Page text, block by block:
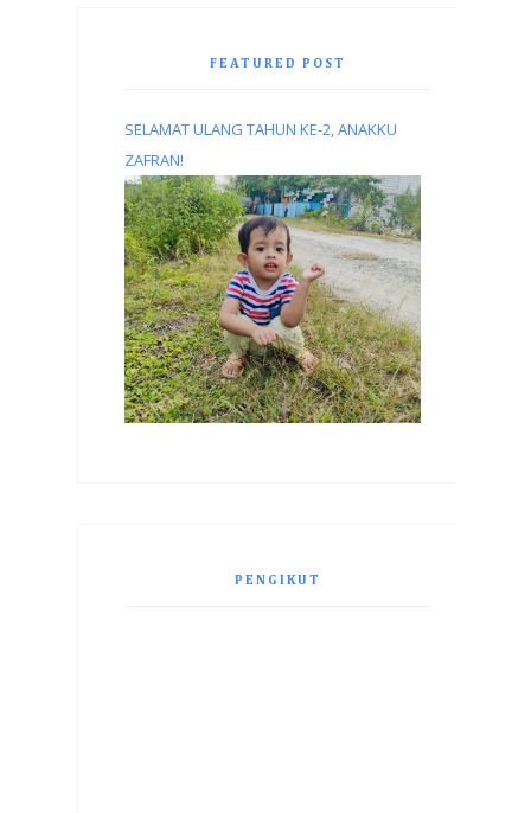
FEATURED POST
SELAMAT ULANG TAHUN KE-2, ANAKKU
ZAFRAN!
PENGIKUT